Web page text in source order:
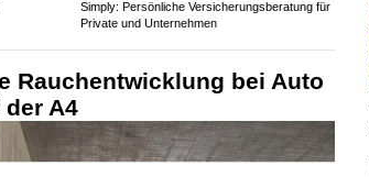
Ernährung für Hunde und Katzen – individuelle
Beratung bei Halona